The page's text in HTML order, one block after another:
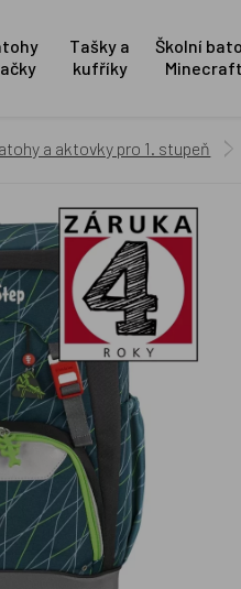
Tašky a
kufříky
Školní
Minecraft
a aktovky pro 1. stupeň